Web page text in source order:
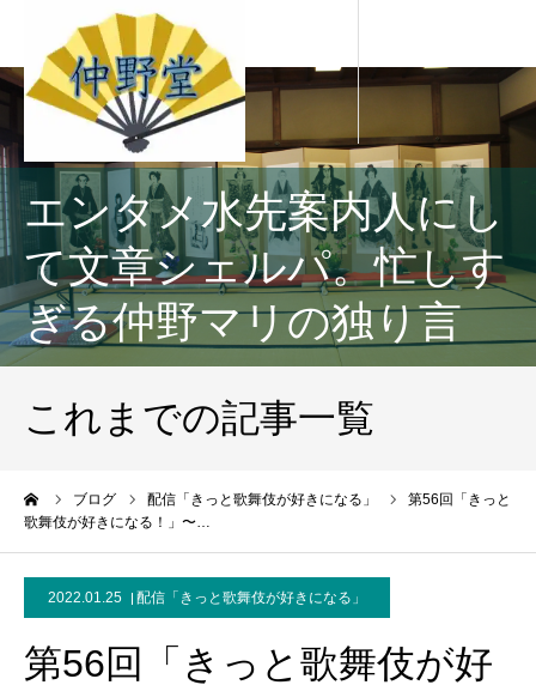
エンタメ水先案内人にし
て文章シェルパ。忙しす
ぎる仲野マリの独り言
これまでの記事一覧
ブログ 配信「きっと歌舞伎が好きになる」
第56回「きっと
歌舞伎が好きになる！」〜…
2022.01.25 配信「きっと歌舞伎が好きになる」
第56回「きっと歌舞伎が好